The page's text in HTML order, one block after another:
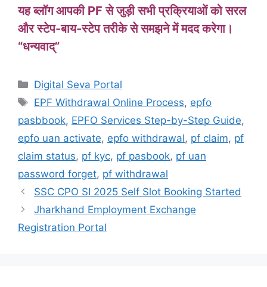
यह ब्लॉग आपकी PF से जुड़ी सभी प्रक्रियाओं को सरल
और स्टेप-बाय-स्टेप तरीके से समझने में मदद करेगा।
“धन्यवाद्”
Digital Seva Portal
EPF Withdrawal Online Process, epfo
pasbbook, EPFO Services Step-by-Step Guide,
epfo uan activate, epfo withdrawal, pf claim, pf
claim status, pf kyc, pf pasbook, pf uan
password forget, pf withdrawal
SSC CPO SI 2025 Self Slot Booking Started
Jharkhand Employment Exchange
Registration Portal